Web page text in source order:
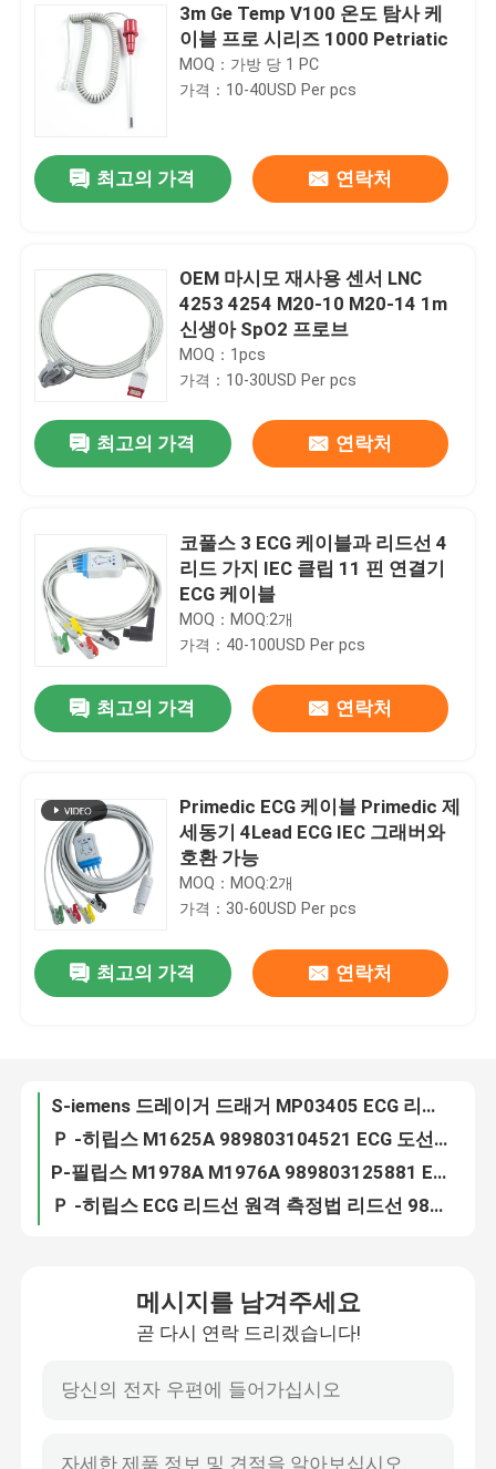
집
제품
우리에 대하여
품질 관리
연락주세요
인용문을 요구하세요
레우스러블 spO2 센서
3m Ge Temp V100 온도 탐사 케
이블 프로 시리즈 1000 Petriatic
MOQ：가방 당 1 PC
가격：10-40USD Per pcs
최고의 가격 연락처
OEM 마시모 재사용 센서 LNC
4253 4254 M20-10 M20-14 1m
신생아 SpO2 프로브
MOQ：1pcs
가격：10-30USD Per pcs
최고의 가격 연락처
코풀스 3 ECG 케이블과 리드선 4
리드 가지 IEC 클립 11 핀 연결기
ECG 케이블
MOQ：MOQ:2개
가격：40-100USD Per pcs
최고의 가격 연락처
Primedic ECG 케이블 Primedic 제
세동기 4Lead ECG IEC 그래버와
호환 가능
MOQ：MOQ:2개
가격：30-60USD Per pcs
최고의 가격 연락처
Ｐ -히립스 ECG 리드선 원격 측정법 리드선 989803137251 989803133881 989803152051 5 리드 IEC 클립
GE 다텍스 오하메다 545316 545318 2.0 5 리드 ECG EKG 환자 모니터 케이블
GE 의료 마커트 ECG 리드선 412681-001 GE 기세 2500 태양 8000 5개 리드 IEC 클립
니혼 광전 공업 ECG 케이블 BR-906P BR-903PA K911A는 듀얼 4 핀 연결기에 대한 3개 리드 포착기 클립에서 설정했습니다
메시지를 남겨주세요
곧 다시 연락 드리겠습니다!